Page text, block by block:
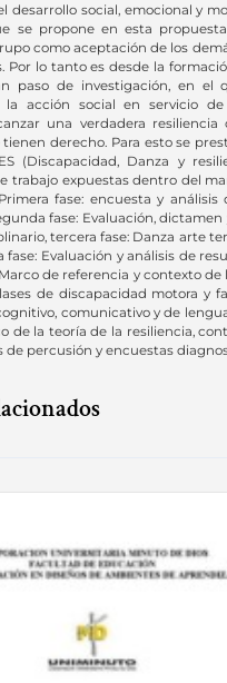
desarrollo social, emocional y
se propone en esta
como aceptación de los
Por lo tanto es desde la
paso de investigación, en el
la acción social en servicio
una verdadera resiliencia
derecho. Para esto se
(Discapacidad, Danza y
trabajo expuestas dentro del
fase: encuesta y análisis
fase: Evaluación,
tercera fase: Danza arte
Evaluación y análisis de
de referencia y contexto de
de discapacidad motora y
comunicativo y de
de la teoría de la resiliencia,
percusión y encuestas